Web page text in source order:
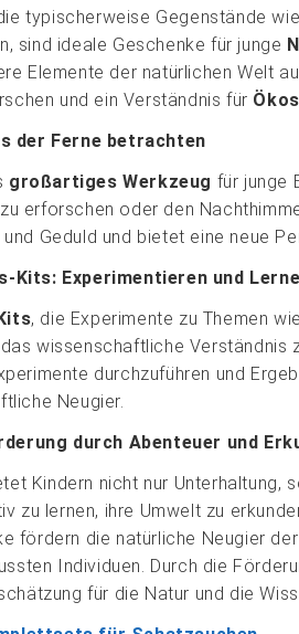
typischerweise Gegenstände
sind ideale Geschenke für junge
Elemente der natürlichen Welt
und ein Verständnis für
der Ferne betrachten
großartiges Werkzeug für junge
erforschen oder den
Geduld und bietet eine neue
Kits: Experimentieren und
, die Experimente zu Themen
wissenschaftliche Verständnis
durchzuführen und
Neugier.
durch Abenteuer und
Kindern nicht nur Unterhaltung,
zu lernen, ihre Umwelt zu
fördern die natürliche Neugier
Individuen. Durch die
für die Natur und die